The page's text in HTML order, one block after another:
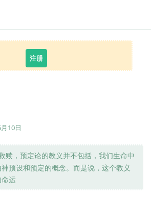
注册
10日
赎，预定论的教义并不包括，我们生命中
预设和预定的概念。而是说，这个教义
运